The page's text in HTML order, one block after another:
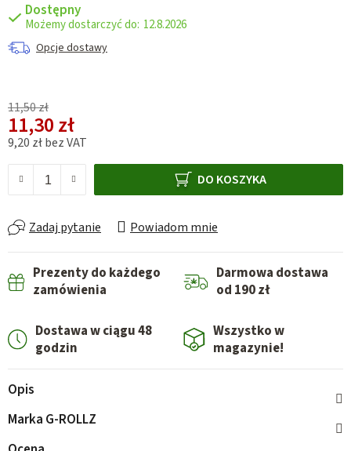
Dostępny
12.8.2026
Opcje dostawy
11,50 zł
11,30 zł
9,20 zł bez VAT
DO KOSZYKA
Zadaj pytanie Powiadom mnie
Prezenty do każdego
zamówienia
Darmowa dostawa
od 190 zł
Dostawa w ciągu 48
godzin
Wszystko w
magazynie!
Opis
Marka G-ROLLZ